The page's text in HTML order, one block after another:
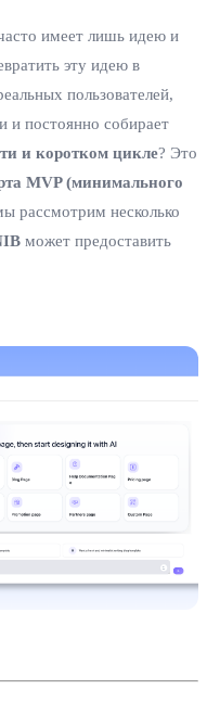
имеет лишь идею и
эту идею в
пользователей,
и постоянно собирает
и коротком цикле? Это
MVP (минимального
рассмотрим несколько
может предоставить